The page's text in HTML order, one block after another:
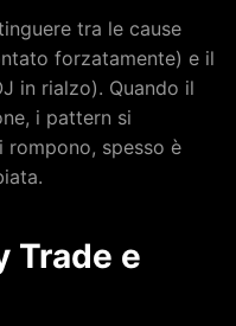
tra le cause
forzatamente) e il
in rialzo). Quando il
i pattern si
rompono, spesso è
Trade e